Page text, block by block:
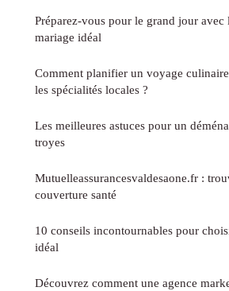
Préparez-vous pour le grand jour avec
mariage idéal
Comment planifier un voyage
les spécialités locales ?
Les meilleures astuces pour un
troyes
Mutuelleassurancesvaldesaone.fr :
couverture santé
10 conseils incontournables pour
idéal
Découvrez comment une agence